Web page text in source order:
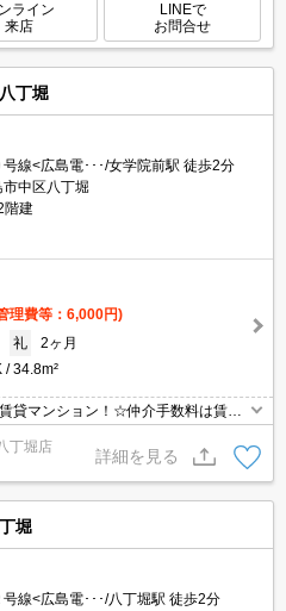
ライン
来店
LINEで
お問合せ
丁堀
線<広島電･･･/女学院前駅 徒歩2分
市中区八丁堀
階建
理費等：6,000円)
礼
2ヶ月
34.8m²
貸マンション！☆仲介手数料は賃料
ー付洗面台等設備充実！ＴＶモニタ
！宅配ボックス付きで単身の方に便
丁堀店
詳細を見る
堀
線<広島電･･･/八丁堀駅 徒歩2分